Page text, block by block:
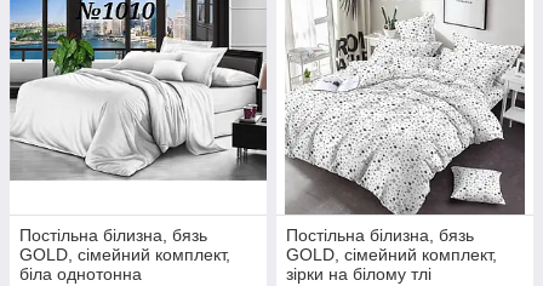
Постільна білизна, бязь
GOLD, сімейний комплект,
біла однотонна
Постільна білизна, бязь
GOLD, сімейний комплект,
зірки на білому тлі